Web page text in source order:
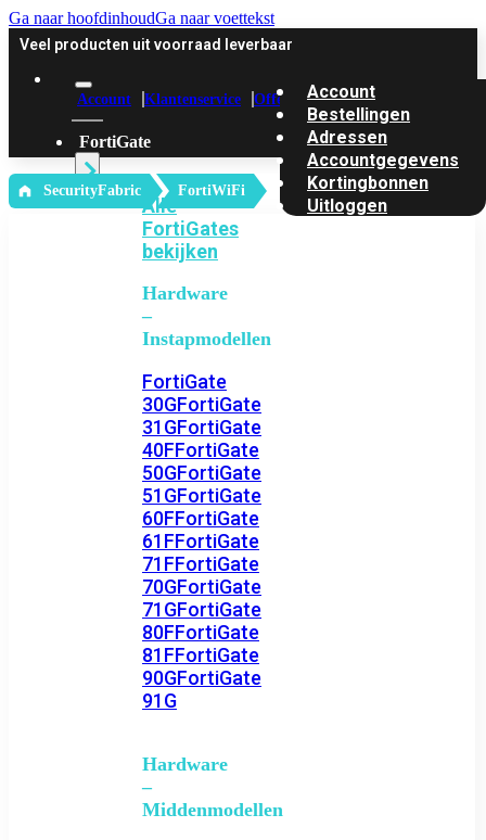
Ga naar hoofdinhoudGa naar voettekst
Veel producten uit voorraad leverbaar
Account Klantenservice Offerte
FortiGate
Alle
FortiGates
bekijken
Hardware
–
Instapmodellen
FortiGate
30GFortiGate
31GFortiGate
40FFortiGate
50GFortiGate
51GFortiGate
60FFortiGate
61FFortiGate
71FFortiGate
70GFortiGate
71GFortiGate
80FFortiGate
81FFortiGate
90GFortiGate
91G
Hardware
–
Middenmodellen
Account
Bestellingen
Adressen
Accountgegevens
Kortingbonnen
Uitloggen
‎ SecurityFabric FortiWiFi